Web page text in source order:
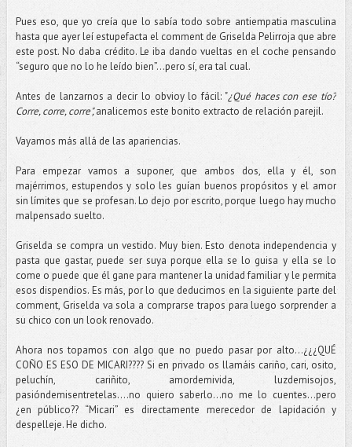
Pues eso, que yo creía que lo sabía todo sobre antiempatia masculina
hasta que ayer leí estupefacta el comment de Griselda Pelirroja que abre
este post. No daba crédito. Le iba dando vueltas en el coche pensando
“seguro que no lo he leído bien”…pero sí, era tal cual.
Antes de lanzarnos a decir lo obvioy lo fácil: "¿Qué haces con ese tío?
Corre, corre, corre",analicemos este bonito extracto de relación parejil.
Vayamos más allá de las apariencias.
Para empezar vamos a suponer, que ambos dos, ella y él, son
majérrimos, estupendos y solo les guían buenos propósitos y el amor
sin límites que se profesan. Lo dejo por escrito, porque luego hay mucho
malpensado suelto.
Griselda se compra un vestido. Muy bien. Esto denota independencia y
pasta que gastar, puede ser suya porque ella se lo guisa y ella se lo
come o puede que él gane para mantener la unidad familiar y le permita
esos dispendios. Es más, por lo que deducimos en la siguiente parte del
comment, Griselda va sola a comprarse trapos para luego sorprender a
su chico con un look renovado.
Ahora nos topamos con algo que no puedo pasar por alto…¿¿¿QUÉ
COÑO ES ESO DE MICARI???? Si en privado os llamáis cariño, cari, osito,
peluchín, cariñito, amordemivida, luzdemisojos,
pasióndemisentretelas….no quiero saberlo...no me lo cuentes…pero
¿en público?? “Micari” es directamente merecedor de lapidación y
despelleje. He dicho.